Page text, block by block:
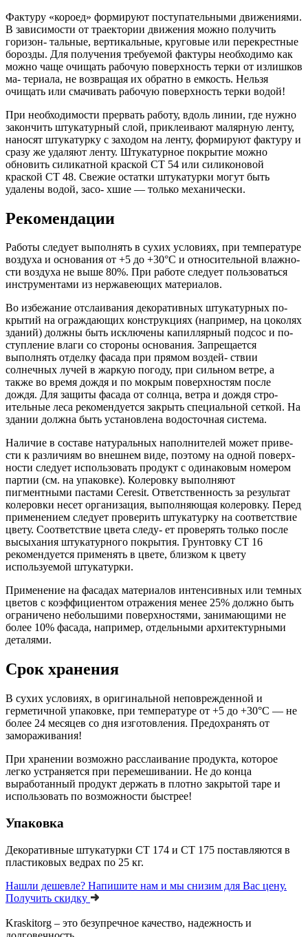
Фактуру «короед» формируют поступательными движениями.
В зависимости от траектории движения можно получить
горизон- тальные, вертикальные, круговые или перекрестные
борозды. Для получения требуемой фактуры необходимо как
можно чаще очищать рабочую поверхность терки от излишков
ма- териала, не возвращая их обратно в емкость. Нельзя
очищать или смачивать рабочую поверхность терки водой!
При необходимости прервать работу, вдоль линии, где нужно
закончить штукатурный слой, приклеивают малярную ленту,
наносят штукатурку с заходом на ленту, формируют фактуру и
сразу же удаляют ленту. Штукатурное покрытие можно
обновить силикатной краской CT 54 или силиконовой
краской CT 48. Свежие остатки штукатурки могут быть
удалены водой, засо- хшие — только механически.
Рекомендации
Работы следует выполнять в сухих условиях, при температуре
воздуха и основания от +5 до +30°C и относительной влажно-
сти воздуха не выше 80%. При работе следует пользоваться
инструментами из нержавеющих материалов.
Во избежание отслаивания декоративных штукатурных по-
крытий на ограждающих конструкциях (например, на цоколях
зданий) должны быть исключены капиллярный подсос и по-
ступление влаги со стороны основания. Запрещается
выполнять отделку фасада при прямом воздей- ствии
солнечных лучей в жаркую погоду, при сильном ветре, а
также во время дождя и по мокрым поверхностям после
дождя. Для защиты фасада от солнца, ветра и дождя стро-
ительные леса рекомендуется закрыть специальной сеткой. На
здании должна быть установлена водосточная система.
Наличие в составе натуральных наполнителей может приве-
сти к различиям во внешнем виде, поэтому на одной поверх-
ности следует использовать продукт с одинаковым номером
партии (см. на упаковке). Колеровку выполняют
пигментными пастами Ceresit. Ответственность за результат
колеровки несет организация, выполняющая колеровку. Перед
применением следует проверить штукатурку на соответствие
цвету. Соответствие цвета следу- ет проверять только после
высыхания штукатурного покрытия. Грунтовку CT 16
рекомендуется применять в цвете, близком к цвету
используемой штукатурки.
Применение на фасадах материалов интенсивных или темных
цветов с коэффициентом отражения менее 25% должно быть
ограничено небольшими поверхностями, занимающими не
более 10% фасада, например, отдельными архитектурными
деталями.
Срок хранения
В сухих условиях, в оригинальной неповрежденной и
герметичной упаковке, при температуре от +5 до +30°С — не
более 24 месяцев со дня изготовления. Предохранять от
замораживания!
При хранении возможно расслаивание продукта, которое
легко устраняется при перемешивании. Не до конца
выработанный продукт держать в плотно закрытой таре и
использовать по возможности быстрее!
Упаковка
Декоративные штукатурки CT 174 и CT 175 поставляются в
пластиковых ведрах по 25 кг.
Нашли дешевле? Напишите нам и мы снизим для Вас цену.
Получить скидку
Kraskitorg – это безупречное качество, надежность и